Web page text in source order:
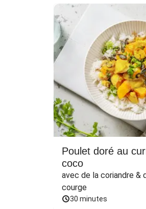
Poulet doré au
coco
avec de la coriandre &
courge
30 minutes